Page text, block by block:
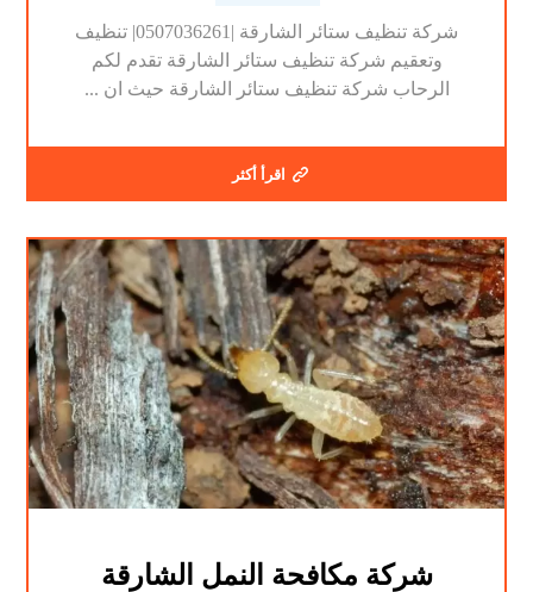
شركة تنظيف ستائر الشارقة |0507036261| تنظيف
وتعقيم شركة تنظيف ستائر الشارقة تقدم لكم
الرحاب شركة تنظيف ستائر الشارقة حيث ان ...
اقرأ أكثر
شركة مكافحة النمل الشارقة